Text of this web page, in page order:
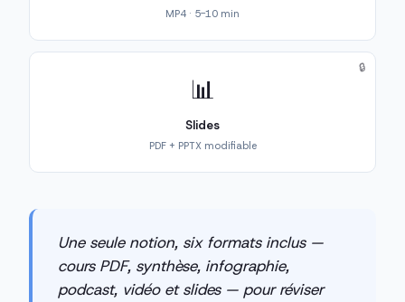
MP4 · 5-10 min
📊
Slides
PDF + PPTX modifiable
🔒
Une seule notion, six formats inclus —
cours PDF, synthèse, infographie,
podcast, vidéo et slides — pour réviser